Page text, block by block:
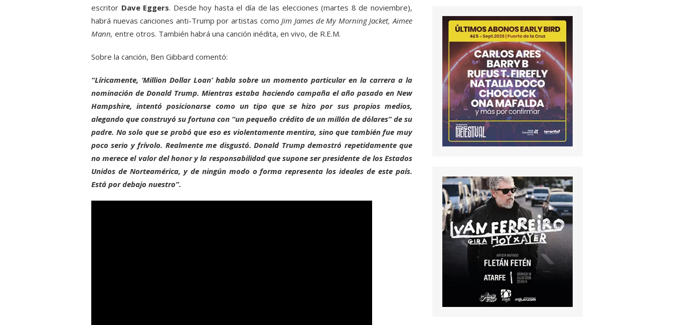
escritor Dave Eggers. Desde hoy hasta el día de las elecciones (martes 8 de noviembre),
habrá nuevas canciones anti-Trump por artistas comoJim James de My Morning Jacket, Aimee
Mann, entre otros. También habrá una canción inédita, en vivo, de R.E.M.
Sobre la canción, Ben Gibbard comentó:
“Líricamente, ‘Million Dollar Loan’ habla sobre un momento particular en la carrera a la
nominación de Donald Trump. Mientras estaba haciendo campaña el año pasado en New
Hampshire, intentó posicionarse como un tipo que se hizo por sus propios medios,
alegando que construyó su fortuna con “un pequeño crédito de un millón de dólares” de su
padre. No solo que se probó que eso es violentamente mentira, sino que también fue muy
poco serio y frívolo. Realmente me disgustó. Donald Trump demostró repetidamente que
no merece el valor del honor y la responsabilidad que supone ser presidente de los Estados
Unidos de Norteamérica, y de ningún modo o forma representa los ideales de este país.
Está por debajo nuestro”.